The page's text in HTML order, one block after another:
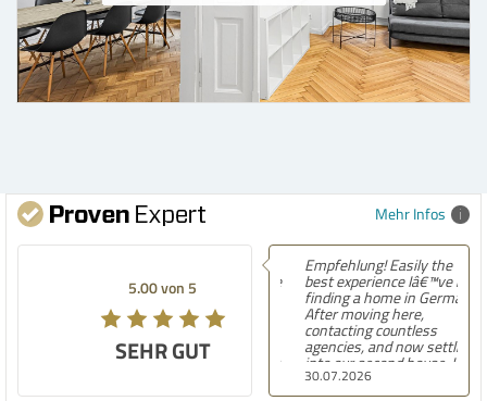
Mehr Infos
5.00 von 5
SEHR GUT
30.07.2026
Empfehlung! Easily the
best experience Iâ€™ve had
finding a home in Germany.
After moving here,
contacting countless
agencies, and now settling
into our second house, I
know firsthand how
challenging and